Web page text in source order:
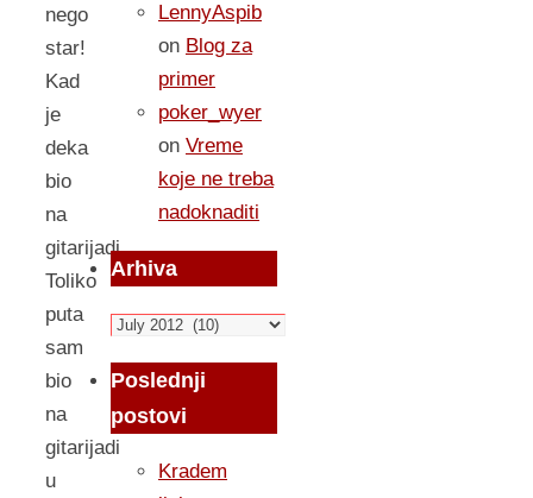
nego
star!
Kad
je
deka
bio
na
gitarijadi…
Toliko
puta
sam
bio
na
gitarijadi
u
LennyAspib
on Blog za
primer
poker_wyer
on Vreme
koje ne treba
nadoknaditi
Arhiva
Arhiva
Poslednji
postovi
Kradem